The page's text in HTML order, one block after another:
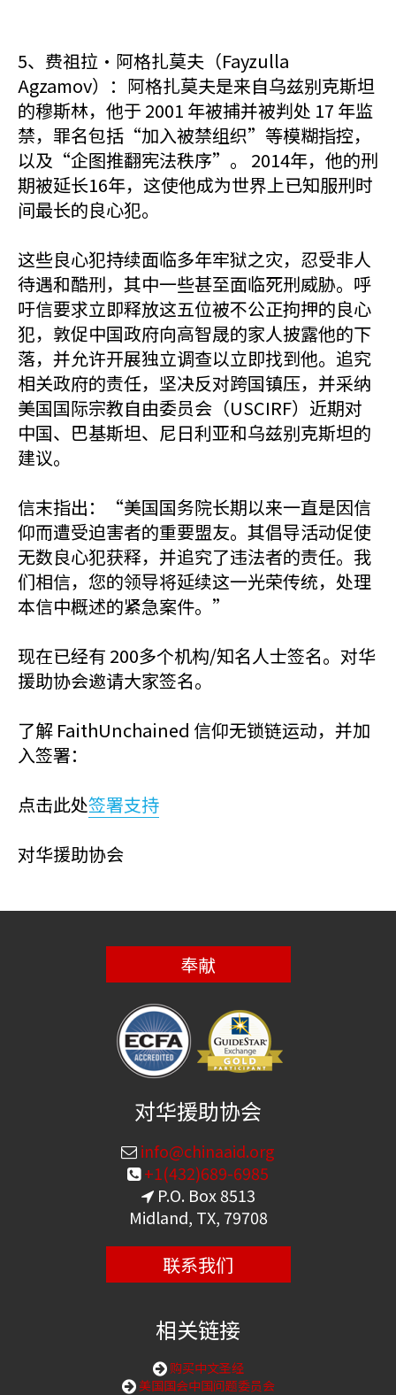
5、费祖拉·阿格扎莫夫（Fayzulla
Agzamov）：阿格扎莫夫是来自乌兹别克斯坦
的穆斯林，他于 2001 年被捕并被判处 17 年监
禁，罪名包括“加入被禁组织”等模糊指控，
以及“企图推翻宪法秩序”。 2014年，他的刑
期被延长16年，这使他成为世界上已知服刑时
间最长的良心犯。
这些良心犯持续面临多年牢狱之灾，忍受非人
待遇和酷刑，其中一些甚至面临死刑威胁。呼
吁信要求立即释放这五位被不公正拘押的良心
犯，敦促中国政府向高智晟的家人披露他的下
落，并允许开展独立调查以立即找到他。追究
相关政府的责任，坚决反对跨国镇压，并采纳
美国国际宗教自由委员会（USCIRF）近期对
中国、巴基斯坦、尼日利亚和乌兹别克斯坦的
建议。
信末指出：“美国国务院长期以来一直是因信
仰而遭受迫害者的重要盟友。其倡导活动促使
无数良心犯获释，并追究了违法者的责任。我
们相信，您的领导将延续这一光荣传统，处理
本信中概述的紧急案件。”
现在已经有 200多个机构/知名人士签名。对华
援助协会邀请大家签名。
了解 FaithUnchained 信仰无锁链运动，并加
入签署：
点击此处签署支持
对华援助协会
奉献
对华援助协会
info@chinaaid.org
+1(432)689-6985
P.O. Box 8513
Midland, TX, 79708
联系我们
相关链接
购买中文圣经
美国国会中国问题委员会